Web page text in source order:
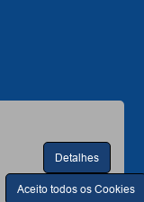
Detalhes
Aceito todos os Cookies